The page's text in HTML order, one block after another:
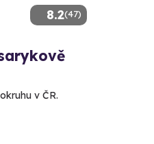
8.2(47)
v ČR.